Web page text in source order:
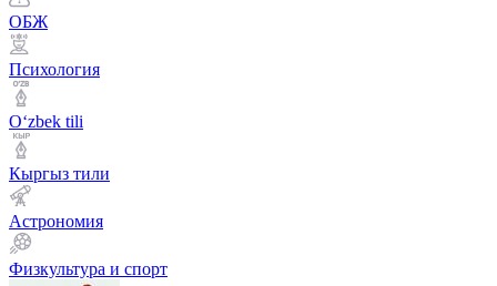
ОБЖ
Психология
Оʻzbek tili
Кыргыз тили
Астрономия
Физкультура и спорт